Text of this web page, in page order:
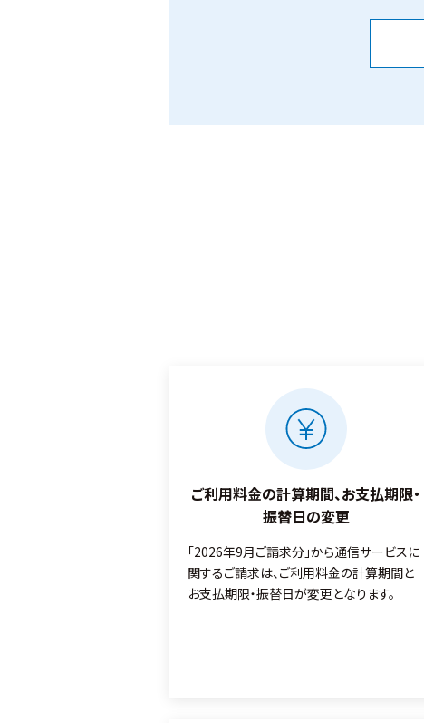
ご利用料金の計算期間、お支払期限・
振替日の変更
「2026年9月ご請求分」から通信サービスに
関するご請求は、ご利用料金の計算期間と
お支払期限・振替日が変更となります。